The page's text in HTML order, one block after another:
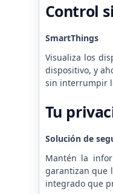
Control
SmartThings
Visualiza los
dispositivo, y
sin interrumpir
Tu
Solución de
Mantén la
garantizan que
integrado que